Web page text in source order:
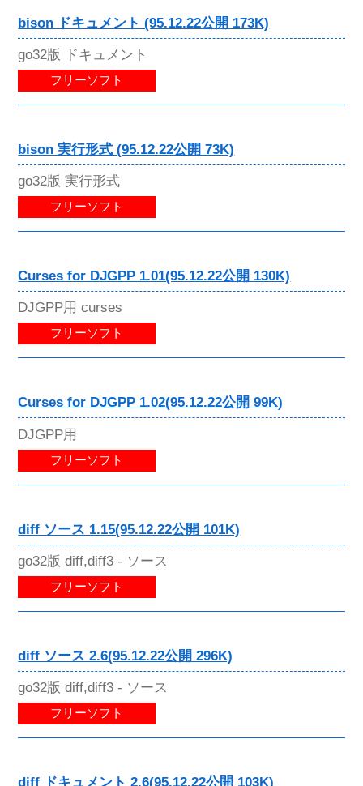
bison ドキュメント (95.12.22公開 173K)
go32版 ドキュメント
フリーソフト
bison 実行形式 (95.12.22公開 73K)
go32版 実行形式
フリーソフト
Curses for DJGPP 1.01(95.12.22公開 130K)
DJGPP用 curses
フリーソフト
Curses for DJGPP 1.02(95.12.22公開 99K)
DJGPP用
フリーソフト
diff ソース 1.15(95.12.22公開 101K)
go32版 diff,diff3 - ソース
フリーソフト
diff ソース 2.6(95.12.22公開 296K)
go32版 diff,diff3 - ソース
フリーソフト
diff ドキュメント 2.6(95.12.22公開 103K)